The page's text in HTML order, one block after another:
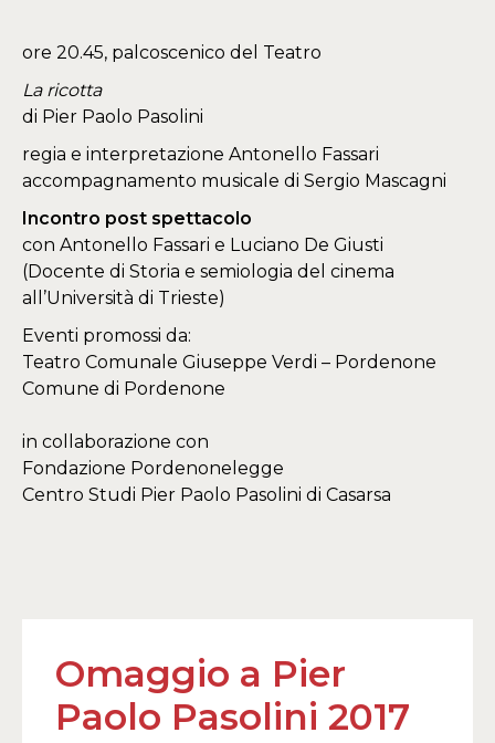
ore 20.45, palcoscenico del Teatro
La ricotta
di Pier Paolo Pasolini
regia e interpretazione Antonello Fassari
accompagnamento musicale di Sergio Mascagni
Incontro post spettacolo
con Antonello Fassari e Luciano De Giusti
(Docente di Storia e semiologia del cinema
all’Università di Trieste)
Eventi promossi da:
Teatro Comunale Giuseppe Verdi – Pordenone
Comune di Pordenone
in collaborazione con
Fondazione Pordenonelegge
Centro Studi Pier Paolo Pasolini di Casarsa
Omaggio a Pier
Paolo Pasolini 2017